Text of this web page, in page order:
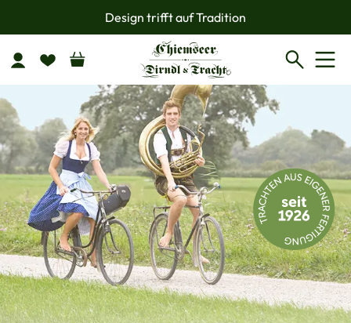
Zum Hauptinhalt springenDesign trifft auf Tradition